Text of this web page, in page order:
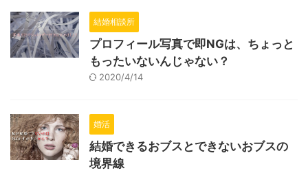
結婚相談所
プロフィール写真で即NGは、ちょっと
もったいないんじゃない？
2020/4/14
婚活
結婚できるおブスとできないおブスの
境界線